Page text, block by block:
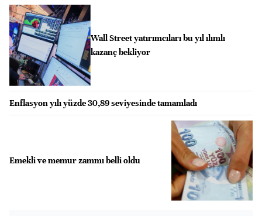
Wall Street yatırımcıları bu yıl ılımlı
kazanç bekliyor
Enflasyon yılı yüzde 30,89 seviyesinde tamamladı
Emekli ve memur zammı belli oldu